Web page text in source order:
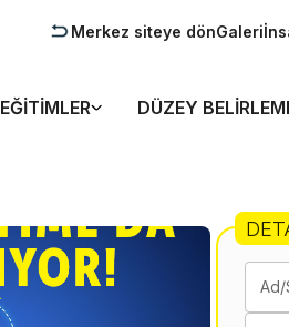
Merkez siteye dönGaleri
EĞITIMLER DÜZEY
Ad/